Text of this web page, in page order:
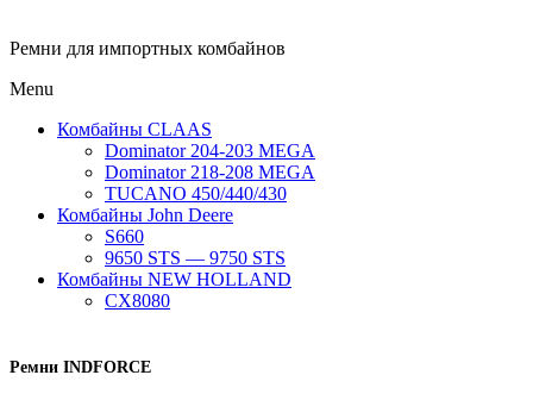
Ремни для импортных комбайнов
Menu
Комбайны CLAAS
Dominator 204-203 MEGA
Dominator 218-208 MEGA
TUCANO 450/440/430
Комбайны John Deere
S660
9650 STS — 9750 STS
Комбайны NEW HOLLAND
CX8080
Ремни INDFORCE